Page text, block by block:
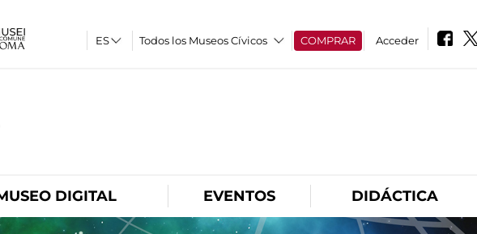
Todos los Museos Cívicos COMPRAR Acceder
DIGITAL EVENTOS DIDÁCTICA